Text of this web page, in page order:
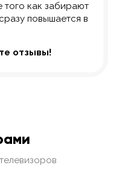
того как забирают
повышается в
отзывы!